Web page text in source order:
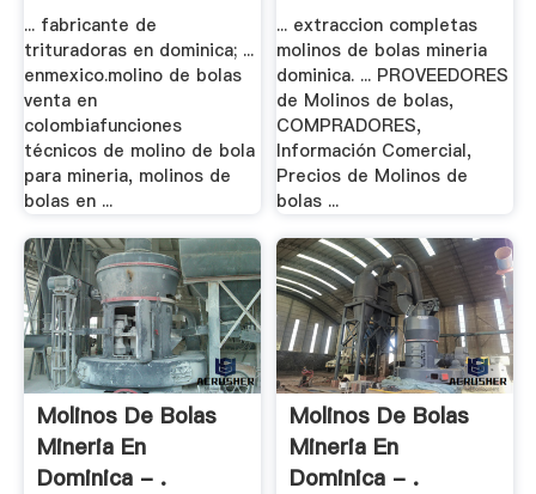
... fabricante de
trituradoras en dominica; ...
enmexico.molino de bolas
venta en
colombiafunciones
técnicos de molino de bola
para mineria, molinos de
bolas en ...
... extraccion completas
molinos de bolas mineria
dominica. ... PROVEEDORES
de Molinos de bolas,
COMPRADORES,
Información Comercial,
Precios de Molinos de
bolas ...
Molinos De Bolas
Mineria En
Dominica - .
Molinos De Bolas
Mineria En
Dominica - .